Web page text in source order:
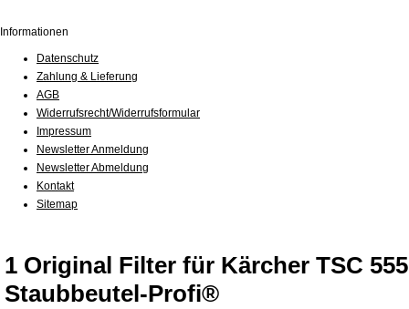
Informationen
Datenschutz
Zahlung & Lieferung
AGB
Widerrufsrecht/Widerrufsformular
Impressum
Newsletter Anmeldung
Newsletter Abmeldung
Kontakt
Sitemap
1 Original Filter für Kärcher TSC
Staubbeutel-Profi®